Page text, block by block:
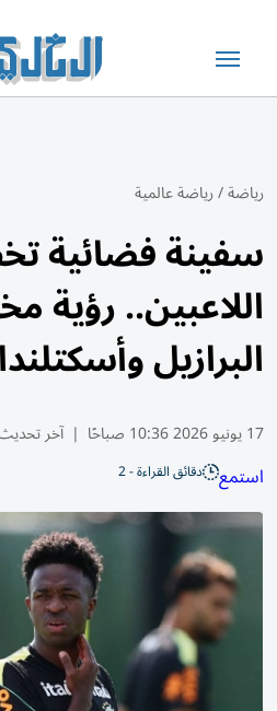
رياضة/رياضة عالمية
سفينة فضائية
اللاعبين.. رؤية
البرازيل وأسكتلندا
17 يونيو 2026 10:36 صباحًا | آخر
استمع دقائق القراءة - 2